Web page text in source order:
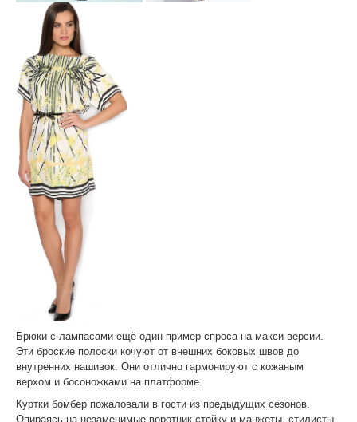
Брюки с лампасами ещё один пример спроса на макси версии.
Эти броские полоски кочуют от внешних боковых швов до
внутренних нашивок. Они отлично гармонируют с кожаным
верхом и босоножками на платформе.
Куртки бомбер пожаловали в гости из предыдущих сезонов.
Опираясь на незаменимые воротник-стойку и манжеты, стилисты